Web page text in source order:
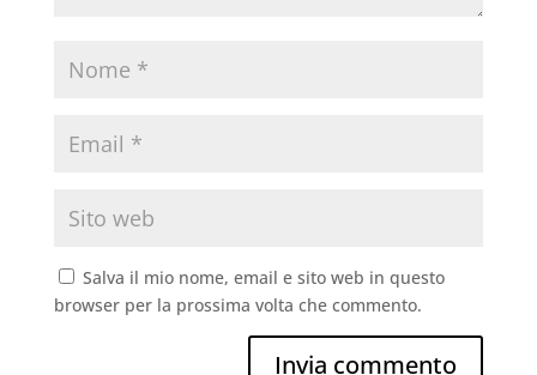
Salva il mio nome, email e sito web in questo
browser per la prossima volta che commento.